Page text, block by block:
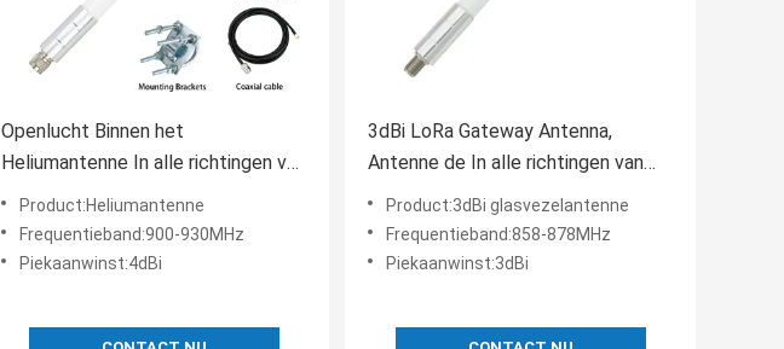
Openlucht Binnen het
Heliumantenne In alle richtingen van
915MHz 4dBi voor Hotspot van
RAK Nebra Mijnwerker
Product:Heliumantenne
Frequentieband:900-930MHz
Piekaanwinst:4dBi
3dBi LoRa Gateway Antenna,
Antenne de In alle richtingen van
Glasvezellorawan
Product:3dBi glasvezelantenne
Frequentieband:858-878MHz
Piekaanwinst:3dBi